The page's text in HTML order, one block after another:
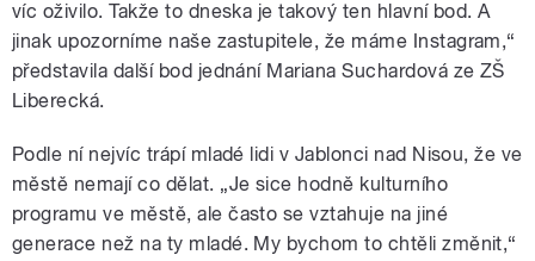
víc oživilo. Takže to dneska je takový ten hlavní bod. A
jinak upozorníme naše zastupitele, že máme Instagram,“
představila další bod jednání Mariana Suchardová ze ZŠ
Liberecká.
Podle ní nejvíc trápí mladé lidi v Jablonci nad Nisou, že ve
městě nemají co dělat. „Je sice hodně kulturního
programu ve městě, ale často se vztahuje na jiné
generace než na ty mladé. My bychom to chtěli změnit,“